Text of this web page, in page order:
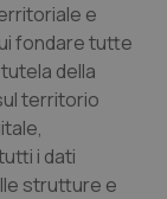
e
fondare tutte
della
territorio
i dati
strutture e